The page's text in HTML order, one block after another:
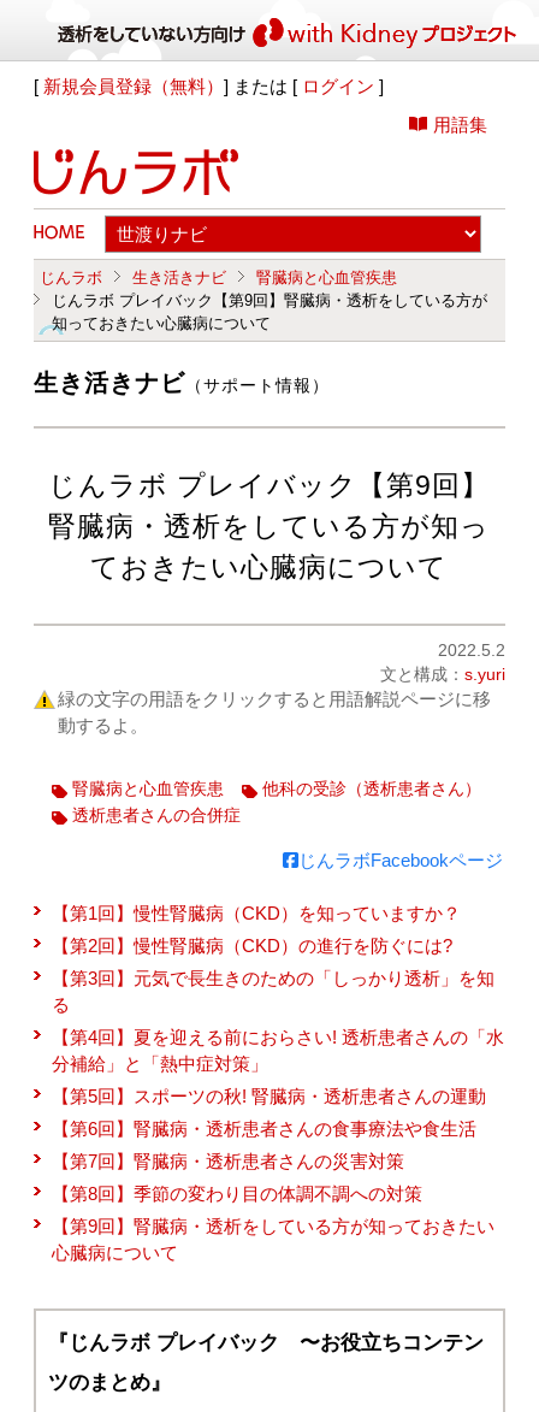
[ 新規会員登録（無料）] または [ ログイン ]
用語集
じんラボ 生き活きナビ
腎臓病と心血管疾患
じんラボ プレイバック【第9回】腎臓病・透析をしている方が
知っておきたい心臓病について
生き活きナビ （サポート情報）
じんラボ プレイバック【第9回】
腎臓病・透析をしている方が知っ
ておきたい心臓病について
2022.5.2
文と構成： s.yuri
緑の文字の用語をクリックすると用語解説ページに移
動するよ。
腎臓病と心血管疾患
他科の受診（透析患者さん）
透析患者さんの合併症
じんラボFacebookページ
【第1回】慢性腎臓病（CKD）を知っていますか？
【第2回】慢性腎臓病（CKD）の進行を防ぐには?
【第3回】元気で長生きのための「しっかり透析」を知
る
【第4回】夏を迎える前におらさい! 透析患者さんの「水
分補給」と「熱中症対策」
【第5回】スポーツの秋! 腎臓病・透析患者さんの運動
【第6回】腎臓病・透析患者さんの食事療法や食生活
【第7回】腎臓病・透析患者さんの災害対策
【第8回】季節の変わり目の体調不調への対策
【第9回】腎臓病・透析をしている方が知っておきたい
心臓病について
『じんラボ プレイバック 〜お役立ちコンテン
ツのまとめ』